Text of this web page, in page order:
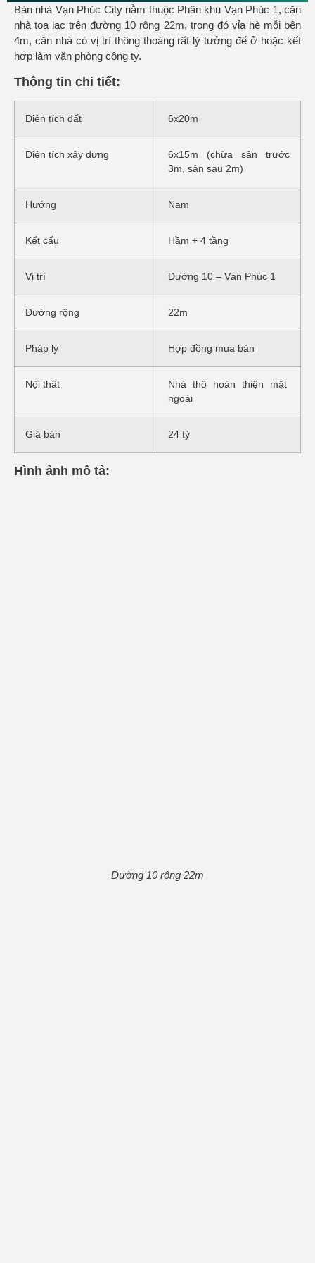
Bán nhà Vạn Phúc City nằm thuộc Phân khu Vạn Phúc 1, căn
nhà tọa lạc trên đường 10 rộng 22m, trong đó vỉa hè mỗi bên
4m, căn nhà có vị trí thông thoáng rất lý tưởng để ở hoặc kết
hợp làm văn phòng công ty.
Thông tin chi tiết:
Diện tích đất 6x20m
Diện tích xây dựng
6x15m (chừa sân trước
3m, sân sau 2m)
Hướng Nam
Kết cấu Hầm + 4 tầng
Vị trí Đường 10 – Vạn Phúc 1
Đường rộng 22m
Pháp lý Hợp đồng mua bán
Nội thất
Nhà thô hoàn thiện mặt
ngoài
Giá bán 24 tỷ
Hình ảnh mô tả:
Đường 10 rộng 22m